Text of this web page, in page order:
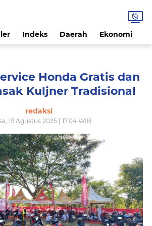
Indeks Daerah Ekonomi
Honda Gratis dan
Kuljner Tradisional
redaksi
19 Agustus 2025 | 17.04 WIB